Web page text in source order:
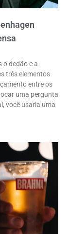
o dedão e a
três elementos
entre os
uma pergunta
você usaria uma